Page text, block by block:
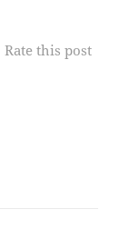
Rate this post